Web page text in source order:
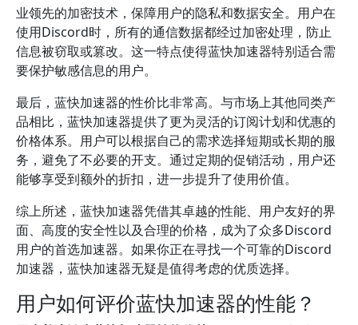
业领先的加密技术，保障用户的隐私和数据安全。用户在
使用Discord时，所有的通信数据都经过加密处理，防止
信息被窃取或篡改。这一特点使得蓝快加速器特别适合需
要保护敏感信息的用户。
最后，蓝快加速器的性价比非常高。与市场上其他同类产
品相比，蓝快加速器提供了更为灵活的订阅计划和优惠的
价格体系。用户可以根据自己的需求选择短期或长期的服
务，避免了不必要的开支。通过定期的促销活动，用户还
能够享受到额外的折扣，进一步提升了使用价值。
综上所述，蓝快加速器凭借其卓越的性能、用户友好的界
面、高度的安全性以及合理的价格，成为了众多Discord
用户的首选加速器。如果你正在寻找一个可靠的Discord
加速器，蓝快加速器无疑是值得考虑的优质选择。
用户如何评价蓝快加速器的性能？